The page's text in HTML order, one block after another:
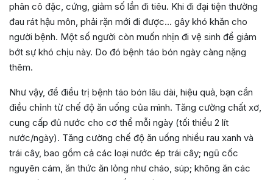
phân cô đặc, cứng, giảm số lần đi tiêu. Khi đi đại tiện thường
đau rát hậu môn, phải rặn mới đi được… gây khó khăn cho
người bệnh. Một số người còn muốn nhịn đi vệ sinh để giảm
bớt sự khó chịu này. Do đó bệnh táo bón ngày càng nặng
thêm.
Như vậy, để điều trị bệnh táo bón lâu dài, hiệu quả, bạn cần
điều chỉnh từ chế độ ăn uống của mình. Tăng cường chất xơ,
cung cấp đủ nước cho cơ thể mỗi ngày (tối thiểu 2 lít
nước/ngày). Tăng cường chế độ ăn uống nhiều rau xanh và
trái cây, bao gồm cả các loại nước ép trái cây; ngũ cốc
nguyên cám, ăn thức ăn lỏng như cháo, súp; không ăn các